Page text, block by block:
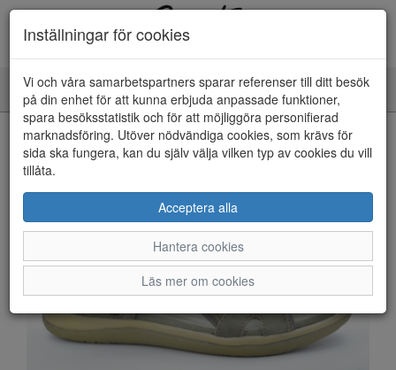
Toggle
navigation
HEM
Inställningar för cookies
Vi och våra samarbetspartners sparar referenser till ditt besök
på din enhet för att kunna erbjuda anpassade funktioner,
spara besöksstatistik och för att möjliggöra personifierad
marknadsföring. Utöver nödvändiga cookies, som krävs för
sida ska fungera, kan du själv välja vilken typ av cookies du vill
tillåta.
Acceptera alla
Hantera cookies
Läs mer om cookies